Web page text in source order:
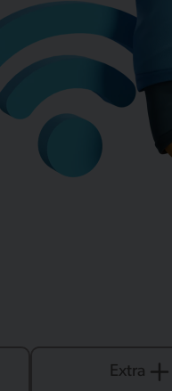
Extra